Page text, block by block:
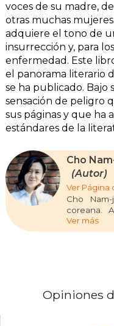
voces de su madre,
otras muchas
adquiere el tono de
insurrección y, para
enfermedad. Este
el panorama literario
se ha publicado. Bajo
sensación de peligro
sus páginas y que ha
estándares de la
Cho
(Autor)
Ver Página
Cho
coreana.
fenómeno
en
Ver más
Opiniones